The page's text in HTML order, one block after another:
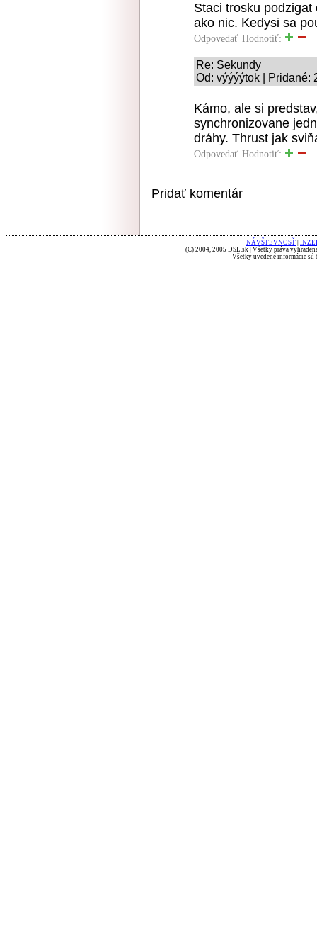
Staci trosku
ako nic. Kedysi sa
Odpovedať Hodnotiť:
Re: Sekundy
Od: výýýýtok | Pridané:
Kámo, ale si
synchronizovane
dráhy. Thrust jak
Odpovedať Hodnotiť:
Pridať komentár
NÁVŠTEVNOSŤ
(C) 2004, 2005 DSL.sk | Všetky práva
Všetky uvedené informácie sú